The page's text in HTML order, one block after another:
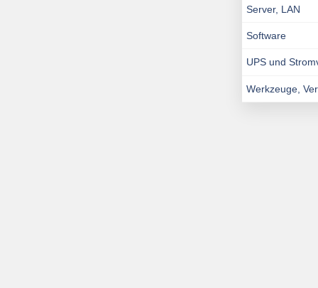
Server, LAN
Software
UPS und
Werkzeuge,